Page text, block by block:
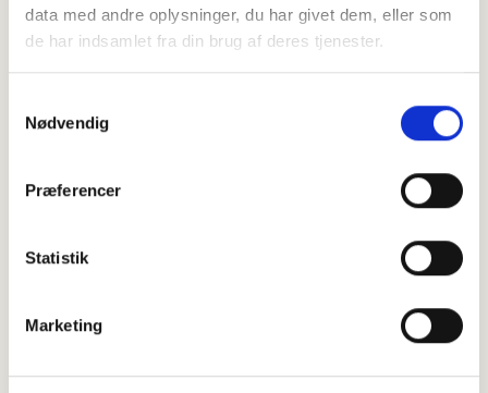
data med andre oplysninger, du har givet dem, eller som
de har indsamlet fra din brug af deres tjenester.
Nødvendig
Præferencer
Statistik
Marketing